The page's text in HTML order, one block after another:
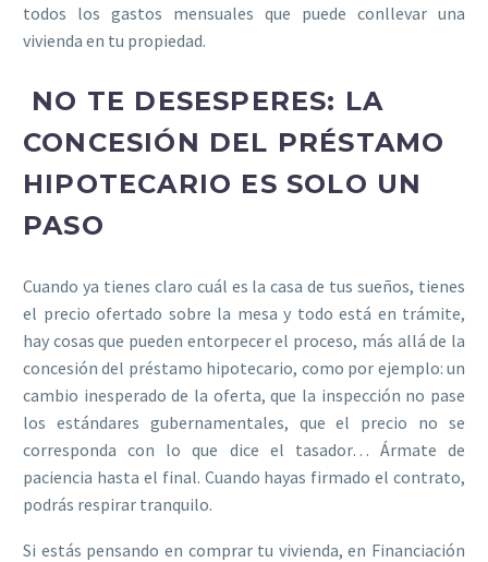
todos los gastos mensuales que puede conllevar una
vivienda en tu propiedad.
NO TE DESESPERES: LA
CONCESIÓN DEL PRÉSTAMO
HIPOTECARIO ES SOLO UN
PASO
Cuando ya tienes claro cuál es la casa de tus sueños, tienes
el precio ofertado sobre la mesa y todo está en trámite,
hay cosas que pueden entorpecer el proceso, más allá de la
concesión del préstamo hipotecario, como por ejemplo: un
cambio inesperado de la oferta, que la inspección no pase
los estándares gubernamentales, que el precio no se
corresponda con lo que dice el tasador… Ármate de
paciencia hasta el final. Cuando hayas firmado el contrato,
podrás respirar tranquilo.
Si estás pensando en comprar tu vivienda, en Financiación